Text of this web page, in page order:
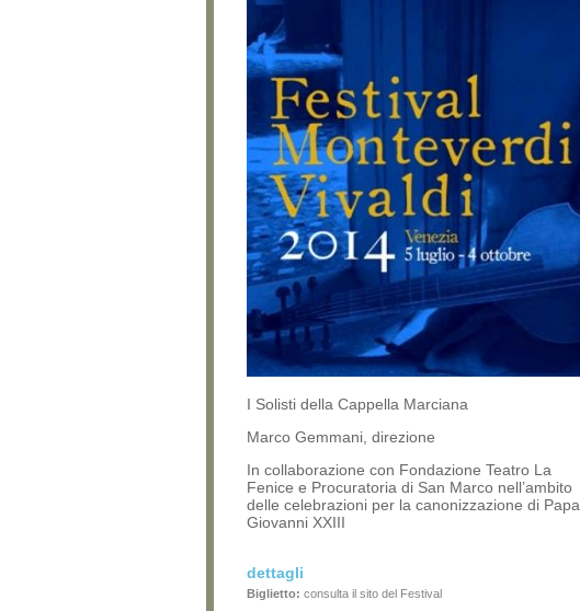
I Solisti della Cappella Marciana
Marco Gemmani, direzione
In collaborazione con Fondazione Teatro La
Fenice e Procuratoria di San Marco nell’ambito
delle celebrazioni per la canonizzazione di Papa
Giovanni XXIII
dettagli
Biglietto: consulta il sito del Festival